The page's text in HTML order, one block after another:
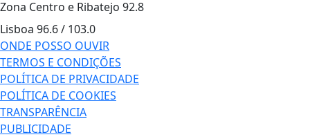
Zona Centro e Ribatejo 92.8
Lisboa 96.6 / 103.0
ONDE POSSO OUVIR
TERMOS E CONDIÇÕES
POLÍTICA DE PRIVACIDADE
POLÍTICA DE COOKIES
TRANSPARÊNCIA
PUBLICIDADE